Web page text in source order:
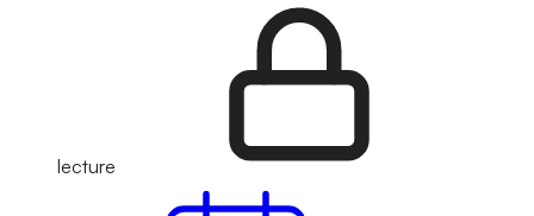
lecture